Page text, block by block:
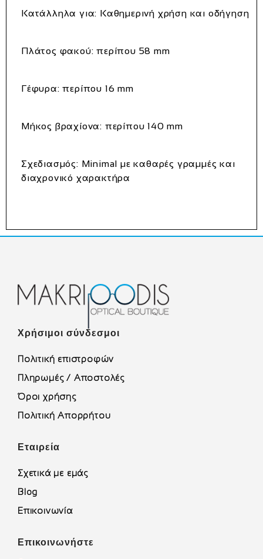
Κατάλληλα για: Καθημερινή χρήση και οδήγηση
Πλάτος φακού: περίπου 58 mm
Γέφυρα: περίπου 16 mm
Μήκος βραχίονα: περίπου 140 mm
Σχεδιασμός: Minimal με καθαρές γραμμές και
διαχρονικό χαρακτήρα
Χρήσιμοι σύνδεσμοι
Πολιτική επιστροφών
Πληρωμές / Αποστολές
Όροι χρήσης
Πολιτική Απορρήτου
Εταιρεία
Σχετικά με εμάς
Blog
Επικοινωνία
Επικοινωνήστε